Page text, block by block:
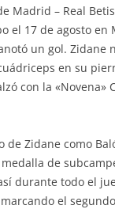
Madrid – Real
el 17 de agosto en
un gol.
en su
con la
Zidane como
de
durante todo el
el